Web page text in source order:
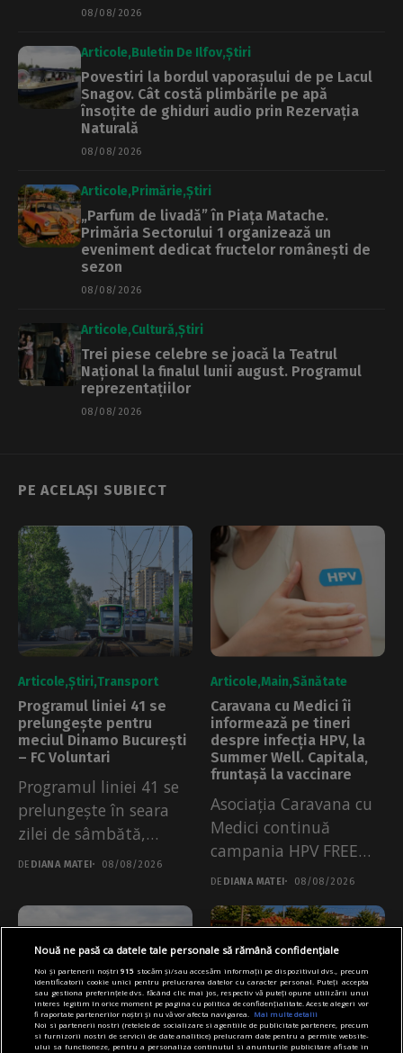
08/08/2026
Articole Buletin De Ilfov Știri
Povestiri la bordul vaporașului de pe Lacul
Snagov. Cât costă plimbările pe apă
însoțite de ghiduri audio prin Rezervația
Naturală
08/08/2026
Articole Primărie Știri
„Parfum de livadă” în Piața Matache.
Primăria Sectorului 1 organizează un
eveniment dedicat fructelor românești de
sezon
08/08/2026
Articole Cultură Știri
Trei piese celebre se joacă la Teatrul
Național la finalul lunii august. Programul
reprezentațiilor
08/08/2026
PE ACELAȘI SUBIECT
Articole Știri Transport
Programul liniei 41 se
prelungește pentru
meciul Dinamo București
– FC Voluntari
Programul liniei 41 se
prelungește în seara
zilei de sâmbătă,
08.08.2026. Măsura a...
DE DIANA MATEI 08/08/2026
Articole Main Sănătate
Caravana cu Medici îi
informează pe tineri
despre infecția HPV, la
Summer Well. Capitala,
fruntașă la vaccinare
Asociația Caravana cu
Medici continuă
campania HPV FREE
City la Summer Well....
DE DIANA MATEI 08/08/2026
Nouă ne pasă ca datele tale personale să rămână confidențiale
Noi și partenerii noștri915 stocăm și/sau accesăm informații pe dispozitivul dvs., precum
identificatorii cookie unici pentru prelucrarea datelor cu caracter personal. Puteți accepta
sau gestiona preferințele dvs. făcând clic mai jos, respectiv vă puteți opune utilizării unui
interes legitim în orice moment pe pagina cu politica de confidențialitate. Aceste alegeri vor
fi raportate partenerilor noștri și nu vă vor afecta navigarea.
Mai multe detalii
Noi si partenerii nostri (retelele de socializare si agentiile de publicitate partenere, precum
si furnizorii nostri de servicii de date analitice) prelucram date pentru a permite website-
ului sa functioneze, pentru a personaliza continutul si anunturile publicitare afisate in